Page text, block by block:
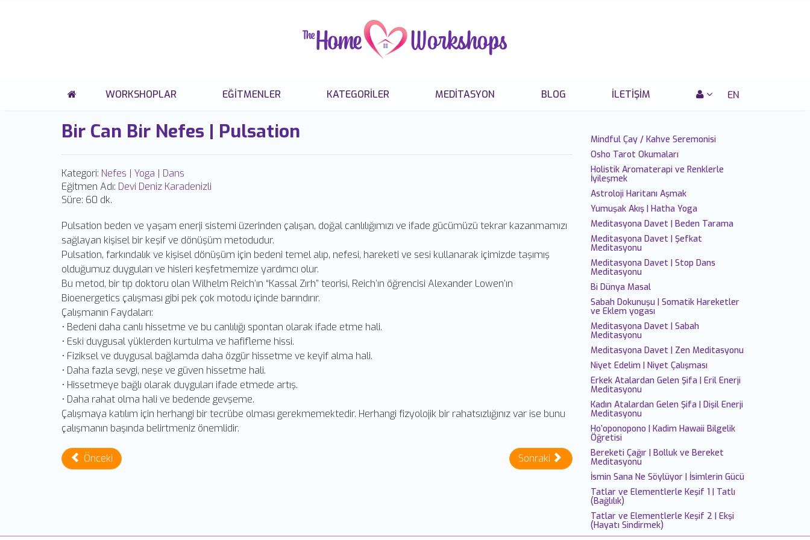
EN
WORKSHOPLAR EĞITMENLER KATEGORILER MEDITASYON BLOG İLETIŞIM
Bir Can Bir Nefes | Pulsation
Kategori: Nefes | Yoga | Dans
Eğitmen Adı: Devi Deniz Karadenizli
Süre: 60 dk.
Pulsation beden ve yaşam enerji sistemi üzerinden çalışan, doğal canlılığımızı ve ifade gücümüzü tekrar kazanmamızı
sağlayan kişisel bir keşif ve dönüşüm metodudur.
Pulsation, farkındalık ve kişisel dönüşüm için bedeni temel alıp, nefesi, hareketi ve sesi kullanarak içimizde taşımış
olduğumuz duyguları ve hisleri keşfetmemize yardımcı olur.
Bu metod, bir tıp doktoru olan Wilhelm Reich’ın “Kassal Zırh” teorisi, Reich’ın öğrencisi Alexander Lowen’ın
Bioenergetics çalışması gibi pek çok motodu içinde barındırır.
Çalışmanın Faydaları:
• Bedeni daha canlı hissetme ve bu canlılığı spontan olarak ifade etme hali.
• Eski duygusal yüklerden kurtulma ve hafifleme hissi.
• Fiziksel ve duygusal bağlamda daha özgür hissetme ve keyif alma hali.
• Daha fazla sevgi, neşe ve güven hissetme hali.
• Hissetmeye bağlı olarak duyguları ifade etmede artış.
• Daha rahat olma hali ve bedende gevşeme.
Çalışmaya katılım için herhangi bir tecrübe olması gerekmemektedir. Herhangi fizyolojik bir rahatsızlığınız var ise bunu
çalışmanın başında belirtmeniz önemlidir.
Önceki Sonraki
Mindful Çay / Kahve Seremonisi
Osho Tarot Okumaları
Holistik Aromaterapi ve Renklerle
İyileşmek
Astroloji Haritanı Aşmak
Yumuşak Akış | Hatha Yoga
Meditasyona Davet | Beden Tarama
Meditasyona Davet | Şefkat
Meditasyonu
Meditasyona Davet | Stop Dans
Meditasyonu
Bi Dünya Masal
Sabah Dokunuşu | Somatik Hareketler
ve Eklem yogası
Meditasyona Davet | Sabah
Meditasyonu
Meditasyona Davet | Zen Meditasyonu
Niyet Edelim | Niyet Çalışması
Erkek Atalardan Gelen Şifa | Eril Enerji
Meditasyonu
Kadın Atalardan Gelen Şifa | Dişil Enerji
Meditasyonu
Ho’oponopono | Kadim Hawaii Bilgelik
Öğretisi
Bereketi Çağır | Bolluk ve Bereket
Meditasyonu
İsmin Sana Ne Söylüyor | İsimlerin Gücü
Tatlar ve Elementlerle Keşif 1 | Tatlı
(Bağlılık)
Tatlar ve Elementlerle Keşif 2 | Ekşi
(Hayatı Sindirmek)